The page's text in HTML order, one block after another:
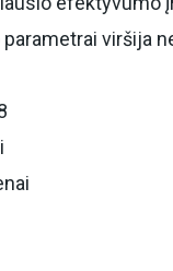
viršija